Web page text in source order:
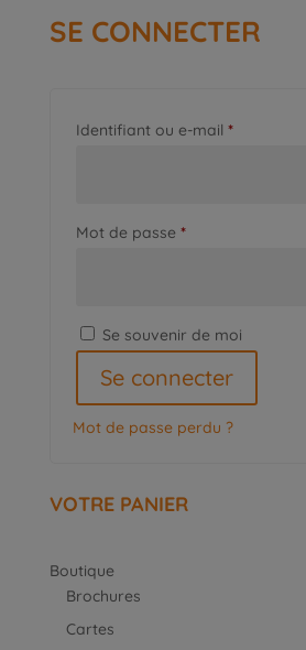
SE CONNECTER
Identifiant ou e-mail *Obligatoire
Mot de passe *Obligatoire
Se souvenir de moi
Se connecter
Mot de passe perdu ?
VOTRE PANIER
Boutique
Brochures
Cartes